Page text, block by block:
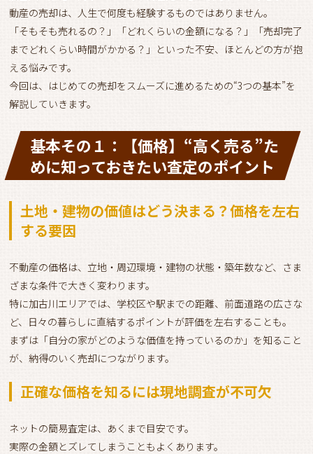
動産の売却は、人生で何度も経験するものではありません。
​「そもそも売れるの？」「どれくらいの金額になる？」「売却完了
までどれくらい時間がかかる？」といった不安、ほとんどの方が抱
える悩みです。
今回は、はじめての売却をスムーズに進めるための“3つの基本”を
解説していきます。
基本その１：【価格】“高く売る”た
めに知っておきたい査定のポイント
土地・建物の価値はどう決まる？価格を左右
する要因
不動産の価格は、立地・周辺環境・建物の状態・築年数など、さま
ざまな条件で大きく変わります。
特に加古川エリアでは、学校区や駅までの距離、前面道路の広さな
ど、日々の暮らしに直結するポイントが評価を左右することも。
まずは「自分の家がどのような価値を持っているのか」を知ること
が、納得のいく売却につながります。
正確な価格を知るには現地調査が不可欠
ネットの簡易査定は、あくまで目安です。
実際の金額とズレてしまうこともよくあります。